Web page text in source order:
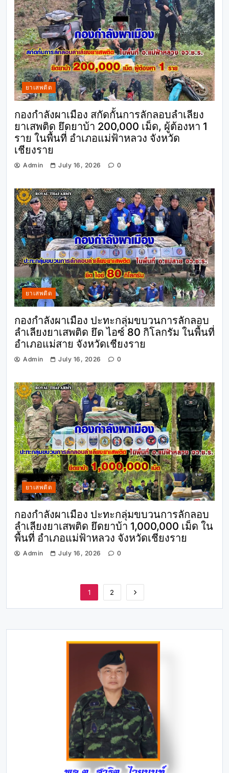
ยาเสพติด
กองกำลังผาเมือง สกัดกั้นการลักลอบลำเลียง
ยาเสพติด ยึดยาบ้า 200,000 เม็ด, ผู้ต้องหา 1
ราย ในพื้นที่ อำเภอแม่ฟ้าหลวง จังหวัด
เชียงราย
Admin July 16, 2026 0
ยาเสพติด
กองกำลังผาเมือง ปะทะกลุ่มขบวนการลักลอบ
ลำเลียงยาเสพติด ยึด ไอซ์ 80 กิโลกรัม ในพื้นที่
อำเภอแม่สาย จังหวัดเชียงราย
Admin July 16, 2026 0
ยาเสพติด
กองกำลังผาเมือง ปะทะกลุ่มขบวนการลักลอบ
ลำเลียงยาเสพติด ยึดยาบ้า 1,000,000 เม็ด ใน
พื้นที่ อำเภอแม่ฟ้าหลวง จังหวัดเชียงราย
Admin July 16, 2026 0
1 2